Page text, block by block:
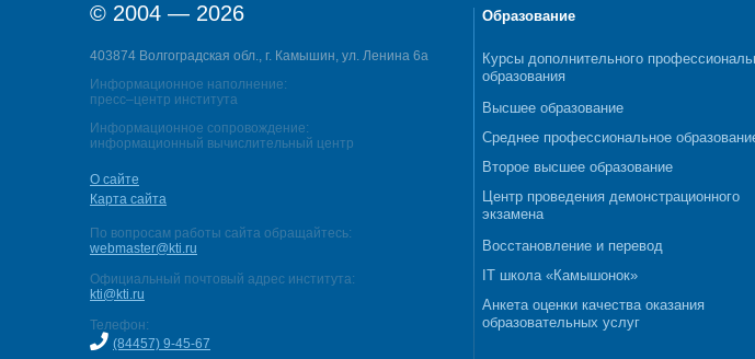
© 2004 — 2026
403874 Волгоградская обл., г. Камышин, ул. Ленина 6а
Информационное наполнение:
пресс–центр института
Информационное сопровождение:
информационный вычислительный центр
О сайте
Карта сайта
По вопросам работы сайта обращайтесь:
webmaster@kti.ru
Официальный почтовый адрес института:
kti@kti.ru
Телефон:
(84457) 9-45-67
Образование
Курсы дополнительного
образования
Высшее образование
Среднее профессиональное
Второе высшее образование
Центр проведения демонстрационного
экзамена
Восстановление и перевод
IT школа «Камышонок»
Анкета оценки качества оказания
образовательных услуг